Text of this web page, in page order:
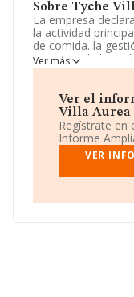
Sobre Tyche
La empresa
la actividad
de comida. la
negocios de
restaurantes,
inscrita en el
Limitada. Su
5611. La empresa
exteriores.
La empresa
identificación
León, Castilla-león.
Ver más
Ver el
Villa Aurea
Regístrate en
Informe
VER